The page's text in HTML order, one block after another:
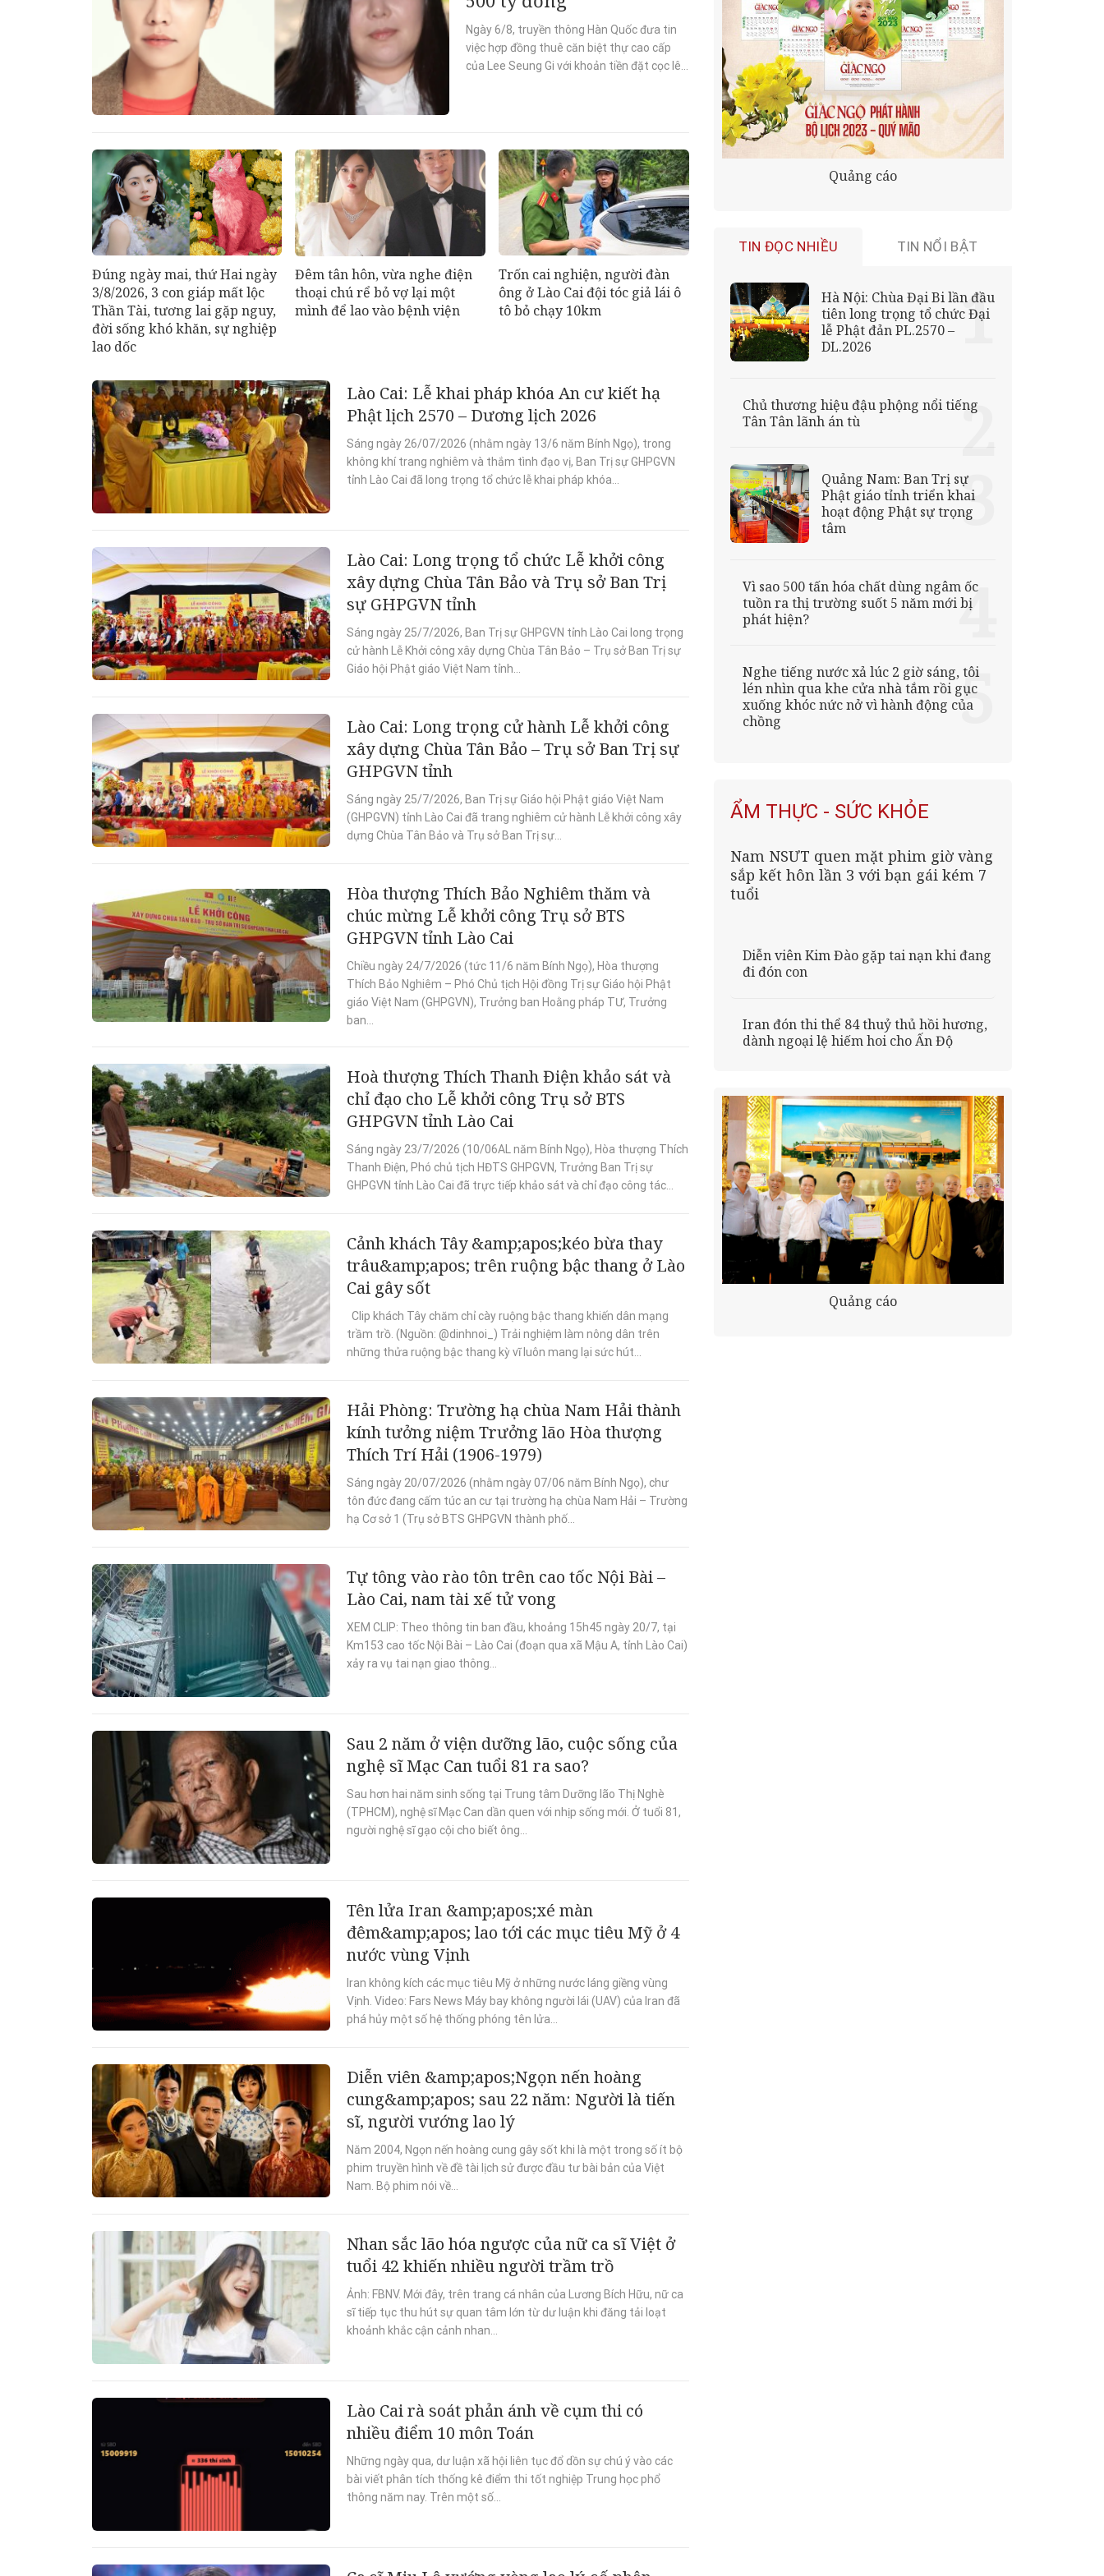
Ngày 6/8, truyền thông Hàn Quốc đưa tin
việc hợp đồng thuê căn biệt thự cao cấp
của Lee Seung Gi với khoản tiền đặt cọc lên
Đúng ngày mai, thứ Hai ngày
3/8/2026, 3 con giáp mất lộc
Thần Tài, tương lai gặp nguy,
đời sống khó khăn, sự nghiệp
lao dốc
Đêm tân hôn, vừa nghe điện
thoại chú rể bỏ vợ lại một
mình để lao vào bệnh viện
Trốn cai nghiện, người đàn
ông ở Lào Cai đội tóc giả lái ô
tô bỏ chạy 10km
Lào Cai: Lễ khai pháp khóa An cư kiết hạ
Phật lịch 2570 – Dương lịch 2026
Sáng ngày 26/07/2026 (nhằm ngày 13/6 năm Bính Ngọ), trong
không khí trang nghiêm và thắm tình đạo vị, Ban Trị sự GHPGVN
tỉnh Lào Cai đã long trọng tổ chức lễ khai pháp khóa...
Lào Cai: Long trọng tổ chức Lễ khởi công
xây dựng Chùa Tân Bảo và Trụ sở Ban Trị
sự GHPGVN tỉnh
Sáng ngày 25/7/2026, Ban Trị sự GHPGVN tỉnh Lào Cai long trọng
cử hành Lễ Khởi công xây dựng Chùa Tân Bảo – Trụ sở Ban Trị sự
Giáo hội Phật giáo Việt Nam tỉnh...
Lào Cai: Long trọng cử hành Lễ khởi công
xây dựng Chùa Tân Bảo – Trụ sở Ban Trị sự
GHPGVN tỉnh
Sáng ngày 25/7/2026, Ban Trị sự Giáo hội Phật giáo Việt Nam
(GHPGVN) tỉnh Lào Cai đã trang nghiêm cử hành Lễ khởi công xây
dựng Chùa Tân Bảo và Trụ sở Ban Trị sự...
Hòa thượng Thích Bảo Nghiêm thăm và
chúc mừng Lễ khởi công Trụ sở BTS
GHPGVN tỉnh Lào Cai
Chiều ngày 24/7/2026 (tức 11/6 năm Bính Ngọ), Hòa thượng
Thích Bảo Nghiêm – Phó Chủ tịch Hội đồng Trị sự Giáo hội Phật
giáo Việt Nam (GHPGVN), Trưởng ban Hoằng pháp TƯ, Trưởng
ban...
Hoà thượng Thích Thanh Điện khảo sát và
chỉ đạo cho Lễ khởi công Trụ sở BTS
GHPGVN tỉnh Lào Cai
Sáng ngày 23/7/2026 (10/06AL năm Bính Ngọ), Hòa thượng Thích
Thanh Điện, Phó chủ tịch HĐTS GHPGVN, Trưởng Ban Trị sự
GHPGVN tỉnh Lào Cai đã trực tiếp khảo sát và chỉ đạo công tác...
Cảnh khách Tây &amp;apos;kéo bừa thay
trâu&amp;apos; trên ruộng bậc thang ở Lào
Cai gây sốt
Clip khách Tây chăm chỉ cày ruộng bậc thang khiến dân mạng
trầm trồ. (Nguồn: @dinhnoi_) Trải nghiệm làm nông dân trên
những thửa ruộng bậc thang kỳ vĩ luôn mang lại sức hút...
Hải Phòng: Trường hạ chùa Nam Hải thành
kính tưởng niệm Trưởng lão Hòa thượng
Thích Trí Hải (1906-1979)
Sáng ngày 20/07/2026 (nhằm ngày 07/06 năm Bính Ngọ), chư
tôn đức đang cấm túc an cư tại trường hạ chùa Nam Hải – Trường
hạ Cơ sở 1 (Trụ sở BTS GHPGVN thành phố...
Tự tông vào rào tôn trên cao tốc Nội Bài –
Lào Cai, nam tài xế tử vong
XEM CLIP: Theo thông tin ban đầu, khoảng 15h45 ngày 20/7, tại
Km153 cao tốc Nội Bài – Lào Cai (đoạn qua xã Mậu A, tỉnh Lào Cai)
xảy ra vụ tai nạn giao thông...
Sau 2 năm ở viện dưỡng lão, cuộc sống của
nghệ sĩ Mạc Can tuổi 81 ra sao?
Sau hơn hai năm sinh sống tại Trung tâm Dưỡng lão Thị Nghè
(TPHCM), nghệ sĩ Mạc Can dần quen với nhịp sống mới. Ở tuổi 81,
người nghệ sĩ gạo cội cho biết ông...
Tên lửa Iran &amp;apos;xé màn
đêm&amp;apos; lao tới các mục tiêu Mỹ ở 4
nước vùng Vịnh
Iran không kích các mục tiêu Mỹ ở những nước láng giềng vùng
Vịnh. Video: Fars News Máy bay không người lái (UAV) của Iran đã
phá hủy một số hệ thống phóng tên lửa...
Diễn viên &amp;apos;Ngọn nến hoàng
cung&amp;apos; sau 22 năm: Người là tiến
sĩ, người vướng lao lý
Năm 2004, Ngọn nến hoàng cung gây sốt khi là một trong số ít bộ
phim truyền hình về đề tài lịch sử được đầu tư bài bản của Việt
Nam. Bộ phim nói về...
Nhan sắc lão hóa ngược của nữ ca sĩ Việt ở
tuổi 42 khiến nhiều người trầm trồ
Ảnh: FBNV. Mới đây, trên trang cá nhân của Lương Bích Hữu, nữ ca
sĩ tiếp tục thu hút sự quan tâm lớn từ dư luận khi đăng tải loạt
khoảnh khắc cận cảnh nhan...
Lào Cai rà soát phản ánh về cụm thi có
nhiều điểm 10 môn Toán
Những ngày qua, dư luận xã hội liên tục đổ dồn sự chú ý vào các
bài viết phân tích thống kê điểm thi tốt nghiệp Trung học phổ
thông năm nay. Trên một số...
Quảng cáo
TIN ĐỌC NHIỀU TIN NỔI BẬT
Hà Nội: Chùa Đại Bi lần đầu
tiên long trọng tổ chức Đại
lễ Phật đản PL.2570 –
DL.2026
Chủ thương hiệu đậu phộng nổi tiếng
Tân Tân lãnh án tù
Quảng Nam: Ban Trị sự
Phật giáo tỉnh triển khai
hoạt động Phật sự trọng
tâm
Vì sao 500 tấn hóa chất dùng ngâm ốc
tuồn ra thị trường suốt 5 năm mới bị
phát hiện?
Nghe tiếng nước xả lúc 2 giờ sáng, tôi
lén nhìn qua khe cửa nhà tắm rồi gục
xuống khóc nức nở vì hành động của
chồng
ẨM THỰC - SỨC KHỎE
Nam NSƯT quen mặt phim giờ vàng
sắp kết hôn lần 3 với bạn gái kém 7
tuổi
Diễn viên Kim Đào gặp tai nạn khi đang
đi đón con
Iran đón thi thể 84 thuỷ thủ hồi hương,
dành ngoại lệ hiếm hoi cho Ấn Độ
Quảng cáo